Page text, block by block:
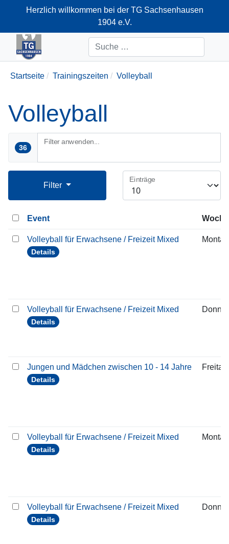
Herzlich willkommen bei der TG Sachsenhausen
1904 e.V.
+49-69-66374712
Suchen
Startseite Trainingszeiten Volleyball
Volleyball
36
Filter anwenden...
Filter
Einträge
Event
Volleyball für Erwachsene / Freizeit Mixed
Details
Montag
Volleyball für Erwachsene / Freizeit Mixed
Details
Jungen und Mädchen zwischen 10 - 14 Jahre
Details
Freitag
Volleyball für Erwachsene / Freizeit Mixed
Details
Montag
Volleyball für Erwachsene / Freizeit Mixed
Details